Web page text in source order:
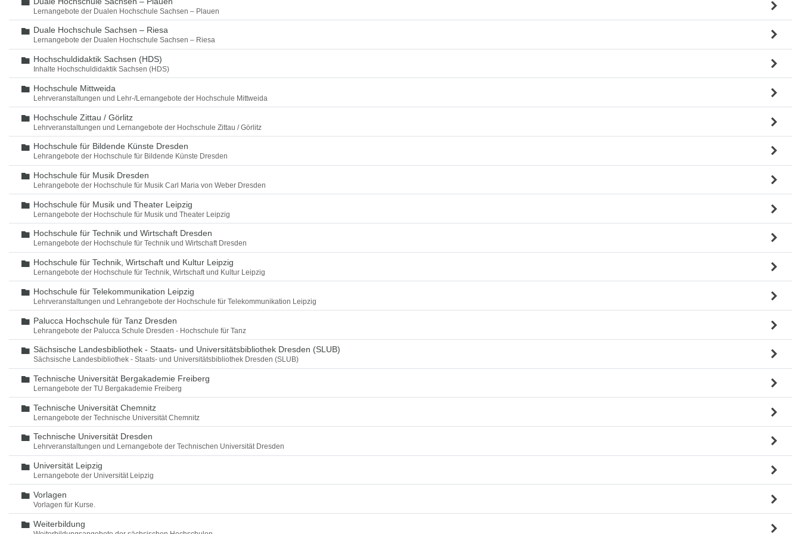
Lernangebote der Dualen Hochschule Sachsen – Plauen
Ordner
Duale Hochschule Sachsen – Riesa
Lernangebote der Dualen Hochschule Sachsen – Riesa
Ordner
Hochschuldidaktik Sachsen (HDS)
Inhalte Hochschuldidaktik Sachsen (HDS)
Ordner
Hochschule Mittweida
Lehrveranstaltungen und Lehr-/Lernangebote der Hochschule Mittweida
Ordner
Hochschule Zittau / Görlitz
Lehrveranstaltungen und Lernangebote der Hochschule Zittau / Görlitz
Ordner
Hochschule für Bildende Künste Dresden
Lehrangebote der Hochschule für Bildende Künste Dresden
Ordner
Hochschule für Musik Dresden
Lehrangebote der Hochschule für Musik Carl Maria von Weber Dresden
Ordner
Hochschule für Musik und Theater Leipzig
Lernangebote der Hochschule für Musik und Theater Leipzig
Ordner
Hochschule für Technik und Wirtschaft Dresden
Lernangebote der Hochschule für Technik und Wirtschaft Dresden
Ordner
Hochschule für Technik, Wirtschaft und Kultur Leipzig
Lernangebote der Hochschule für Technik, Wirtschaft und Kultur Leipzig
Ordner
Hochschule für Telekommunikation Leipzig
Lehrveranstaltungen und Lehrangebote der Hochschule für Telekommunikation Leipzig
Ordner
Palucca Hochschule für Tanz Dresden
Lehrangebote der Palucca Schule Dresden - Hochschule für Tanz
Ordner
Sächsische Landesbibliothek - Staats- und Universitätsbibliothek Dresden (SLUB)
Sächsische Landesbibliothek - Staats- und Universitätsbibliothek Dresden (SLUB)
Ordner
Technische Universität Bergakademie Freiberg
Lernangebote der TU Bergakademie Freiberg
Ordner
Technische Universität Chemnitz
Lernangebote der Technische Universität Chemnitz
Ordner
Technische Universität Dresden
Lehrveranstaltungen und Lernangebote der Technischen Universität Dresden
Ordner
Universität Leipzig
Lernangebote der Universität Leipzig
Ordner
Vorlagen
Vorlagen für Kurse.
Ordner
Weiterbildung